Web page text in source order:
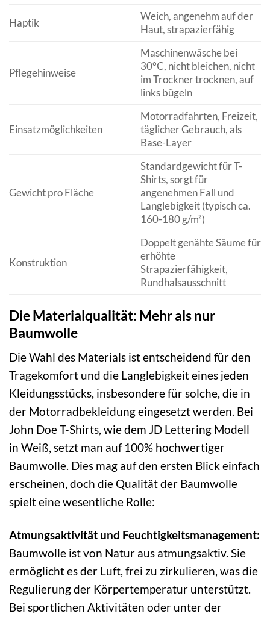
Haptik
Weich, angenehm auf der
Haut, strapazierfähig
Pflegehinweise
Maschinenwäsche bei
30°C, nicht bleichen, nicht
im Trockner trocknen, auf
links bügeln
Einsatzmöglichkeiten
Motorradfahrten, Freizeit,
täglicher Gebrauch, als
Base-Layer
Gewicht pro Fläche
Standardgewicht für T-
Shirts, sorgt für
angenehmen Fall und
Langlebigkeit (typisch ca.
160-180 g/m²)
Konstruktion
Doppelt genähte Säume für
erhöhte
Strapazierfähigkeit,
Rundhalsausschnitt
Die Materialqualität: Mehr als nur
Baumwolle
Die Wahl des Materials ist entscheidend für den
Tragekomfort und die Langlebigkeit eines jeden
Kleidungsstücks, insbesondere für solche, die in
der Motorradbekleidung eingesetzt werden. Bei
John Doe T-Shirts, wie dem JD Lettering Modell
in Weiß, setzt man auf 100% hochwertiger
Baumwolle. Dies mag auf den ersten Blick einfach
erscheinen, doch die Qualität der Baumwolle
spielt eine wesentliche Rolle:
Atmungsaktivität und Feuchtigkeitsmanagement:
Baumwolle ist von Natur aus atmungsaktiv. Sie
ermöglicht es der Luft, frei zu zirkulieren, was die
Regulierung der Körpertemperatur unterstützt.
Bei sportlichen Aktivitäten oder unter der